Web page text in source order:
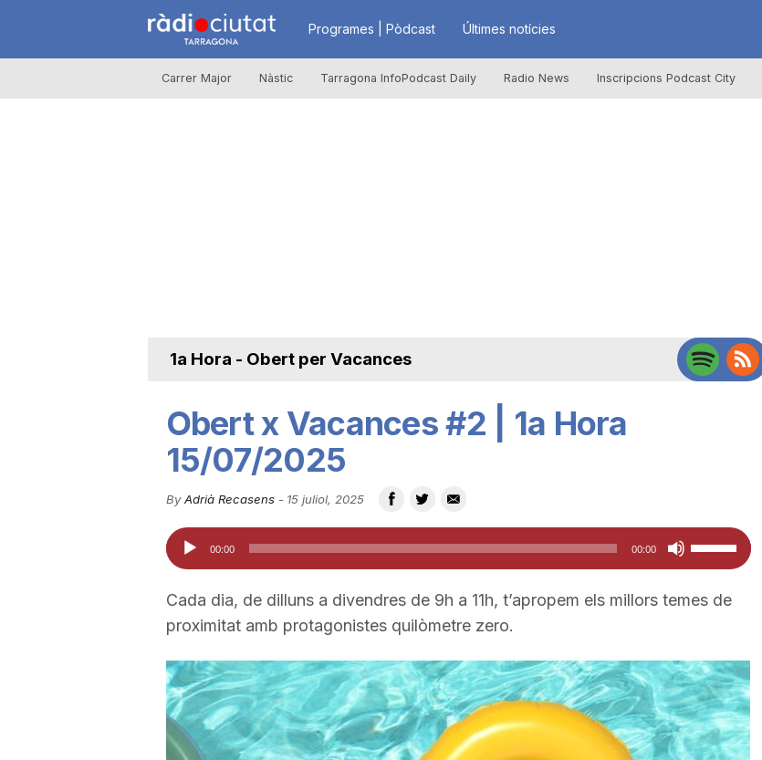
R
à
u
t
a
d
e
Programes | Pòdcast Últimes notícies
Carrer Major Nàstic Tarragona InfoPodcast Daily Radio News Inscripcions Podcast City
1a Hora - Obert per Vacances
Obert x Vacances #2 | 1a Hora
15/07/2025
By Adrià Recasens- 15 juliol, 2025
Reproductor
d'àudio
00:00 00:00
Feu
servir
les
fletxa
cap
amunt/cap
avall
Cada dia, de dilluns a divendres de 9h a 11h, t’apropem els millors temes de
proximitat amb protagonistes quilòmetre zero.